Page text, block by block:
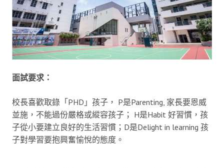
面試要求：
校長喜歡取錄「PHD」孩子， P是Parenting, 家長要恩威
並施，不能過份嚴格或縱容孩子； H是Habit 好習慣，孩
子從小要建立良好的生活習慣；D是Delight in learning 孩
子對學習要抱興奮愉悅的態度。